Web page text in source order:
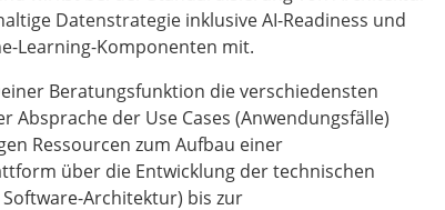
Datenstrategie inklusive AI-Readiness und
Learning-Komponenten mit.
Beratungsfunktion die verschiedensten
Absprache der Use Cases (Anwendungsfälle)
Ressourcen zum Aufbau einer
über die Entwicklung der technischen
Architektur) bis zur